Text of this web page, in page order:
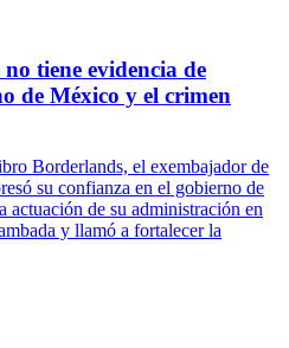
tiene evidencia de
de México y el crimen
Borderlands, el exembajador de
su confianza en el gobierno de
actuación de su administración en
y llamó a fortalecer la